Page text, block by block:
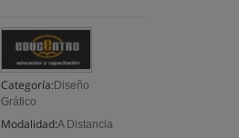
Categoría: Diseño
Gráfico
Modalidad:A Distancia